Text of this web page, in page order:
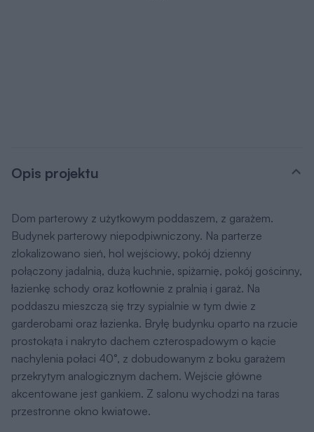
Opis projektu
Dom parterowy z użytkowym poddaszem, z garażem.
Budynek parterowy niepodpiwniczony. Na parterze
zlokalizowano sień, hol wejściowy, pokój dzienny
połączony jadalnią, dużą kuchnie, spiżarnię, pokój gościnny,
łazienkę schody oraz kotłownie z pralnią i garaż. Na
poddaszu mieszczą się trzy sypialnie w tym dwie z
garderobami oraz łazienka. Bryłę budynku oparto na rzucie
prostokąta i nakryto dachem czterospadowym o kącie
nachylenia połaci 40°, z dobudowanym z boku garażem
przekrytym analogicznym dachem. Wejście główne
akcentowane jest gankiem. Z salonu wychodzi na taras
przestronne okno kwiatowe.